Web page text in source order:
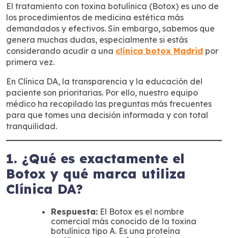
El tratamiento con toxina botulínica (Botox) es uno de
los procedimientos de medicina estética más
demandados y efectivos. Sin embargo, sabemos que
genera muchas dudas, especialmente si estás
considerando acudir a una clínica botox Madrid por
primera vez.
En Clínica DA, la transparencia y la educación del
paciente son prioritarias. Por ello, nuestro equipo
médico ha recopilado las preguntas más frecuentes
para que tomes una decisión informada y con total
tranquilidad.
1. ¿Qué es exactamente el
Botox y qué marca utiliza
Clínica DA?
Respuesta: El Botox es el nombre
comercial más conocido de la toxina
botulínica tipo A. Es una proteína